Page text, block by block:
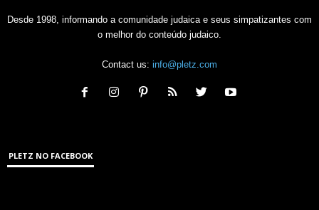
Desde 1998, informando a comunidade judaica e seus simpatizantes com
o melhor do conteúdo judaico.
Contact us: info@pletz.com
PLETZ NO FACEBOOK